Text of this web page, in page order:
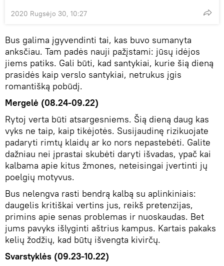
2020 Rugsėjo 30, 10:27
Bus galima įgyvendinti tai, kas buvo sumanyta
anksčiau. Tam padės nauji pažįstami: jūsų idėjos
jiems patiks. Gali būti, kad santykiai, kurie šią dieną
prasidės kaip verslo santykiai, netrukus įgis
romantišką pobūdį.
Mergelė (08.24-09.22)
Rytoj verta būti atsargesniems. Šią dieną daug kas
vyks ne taip, kaip tikėjotės. Susijaudinę rizikuojate
padaryti rimtų klaidų ar ko nors nepastebėti. Galite
dažniau nei įprastai skubėti daryti išvadas, ypač kai
kalbama apie kitus žmones, neteisingai įvertinti jų
poelgių motyvus.
Bus nelengva rasti bendrą kalbą su aplinkiniais:
daugelis kritiškai vertins jus, reikš pretenzijas,
primins apie senas problemas ir nuoskaudas. Bet
jums pavyks išlyginti aštrius kampus. Kartais pakaks
kelių žodžių, kad būtų išvengta kivirčų.
Svarstyklės (09.23-10.22)